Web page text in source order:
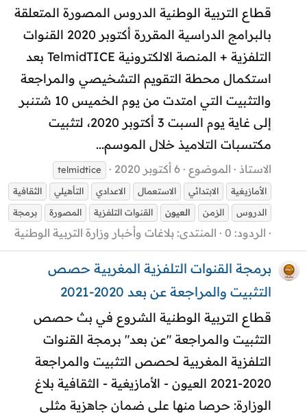
قطاع التربية الوطنية الدروس المصورة المتعلقة
بالبرامج الدراسية المقررة أكتوبر 2020 القنوات
التلفزية + المنصة الالكترونية TelmidTICE بعد
استكمال محطة التقويم التشخيصي والمراجعة
والتثبيت التي امتدت من يوم الخميس 10 شتنبر
إلى غاية يوم السبت 3 أكتوبر 2020، لتثبيت
مكتسبات التلاميذ خلال الموسم...
الاستاذ الموضوع 6 أكتوبر 2020
telmidtice
الأمازيغية
الابتدائي الاستعمال الاعدادي التأهيلي
الثقافية
الدروس
الزمن العيون القنوات التلفزية المصورة برمجة
الردود: 0 المنتدى: بلاغات وأخبار وزارة التربية الوطنية
برمجة القنوات التلفزية المغربية حصص
التثبيت والمراجعة عن بعد 2020-2021
قطاع التربية الوطنية الشروع في بث حصص
التثبيت والمراجعة "عن بعد" برمجة القنوات
التلفزية المغربية لحصص التثبيت والمراجعة
2020-2021 العيون - الأمازيغية - الثقافية بلاغ
الوزارة: حرصا منها على ضمان جاهزية مثلى